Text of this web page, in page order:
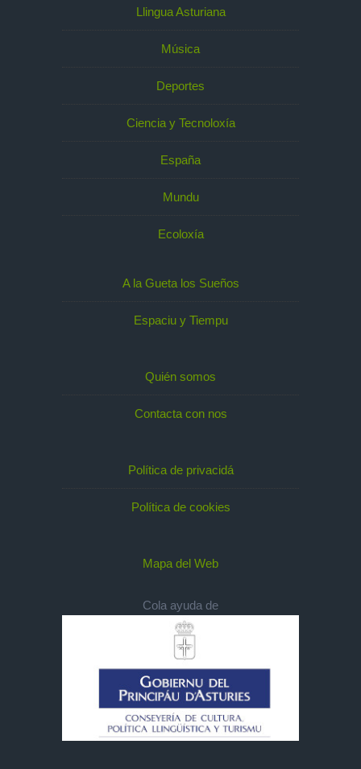
Llingua Asturiana
Música
Deportes
Ciencia y Tecnoloxía
España
Mundu
Ecoloxía
A la Gueta los Sueños
Espaciu y Tiempu
Quién somos
Contacta con nos
Política de privacidá
Política de cookies
Mapa del Web
Cola ayuda de